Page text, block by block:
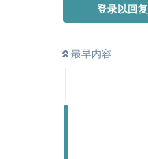
登录以回复
最早内容